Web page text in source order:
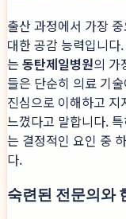
출산 과정에서 가장
대한 공감 능력입니다
는 동탄제일병원의 가
들은 단순히 의료 기
진심으로 이해하고
느꼈다고 말합니다. 특
는 결정적인 요인 중
다.
숙련된 전문의와